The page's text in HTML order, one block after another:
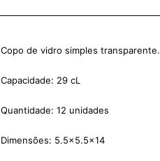
Copo de vidro simples transparente.
Capacidade: 29 cL
Quantidade: 12 unidades
Dimensões: 5.5×5.5×14